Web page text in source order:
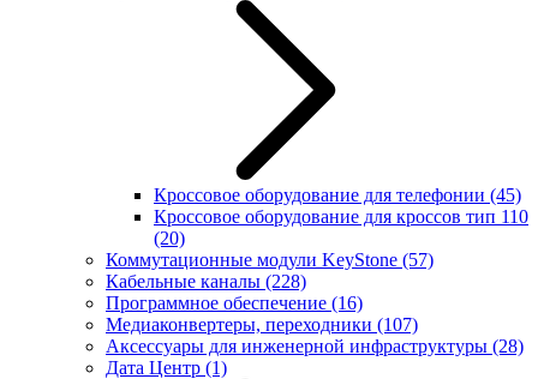
Кроссовое оборудование для телефонии (45)
Кроссовое оборудование для кроссов тип 110
(20)
Коммутационные модули KeyStone (57)
Кабельные каналы (228)
Программное обеспечение (16)
Медиаконвертеры, переходники (107)
Аксессуары для инженерной инфраструктуры (28)
Дата Центр (1)